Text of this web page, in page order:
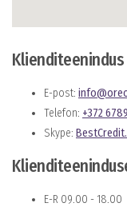
Klienditeenindus
E-post:
Telefon: +372
Skype:
E-R 09.00 - 18.00